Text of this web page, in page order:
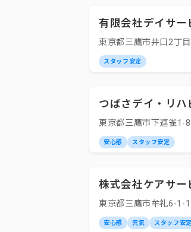
有限会社デイサー
東京都三鷹市井口2丁
スタッフ安定
つばさデイ・リ
東京都三鷹市下連雀1-
安心感 スタッフ安定
株式会社ケアサ
東京都三鷹市牟礼6-1-
安心感 元気 スタッフ安定